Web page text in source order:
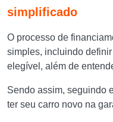
simplificado
O processo de
simples, incluindo
elegível, além de
Sendo assim, seguindo
ter seu carro novo na